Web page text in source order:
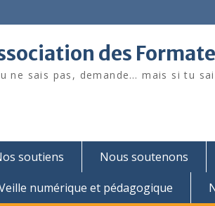
des
ne sais pas, demande… mais si tu
soutiens Nous soutenons
numérique et pédagogique